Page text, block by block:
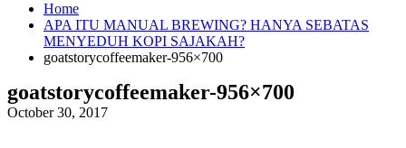
Home
APA ITU MANUAL BREWING? HANYA SEBATAS
MENYEDUH KOPI SAJAKAH?
goatstorycoffeemaker-956×700
goatstorycoffeemaker-956×700
October 30, 2017